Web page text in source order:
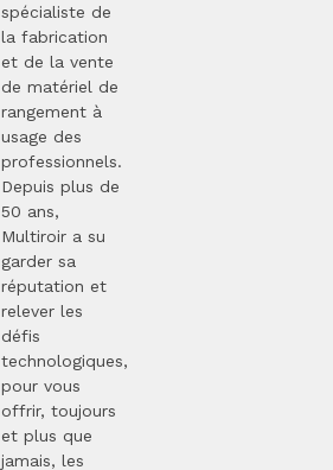
spécialiste de
la fabrication
et de la vente
de matériel de
rangement à
usage des
professionnels.
Depuis plus de
50 ans,
Multiroir a su
garder sa
réputation et
relever les
défis
technologiques,
pour vous
offrir, toujours
et plus que
jamais, les